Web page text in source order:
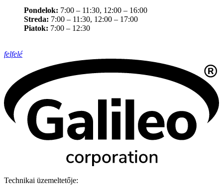
Pondelok: 7:00 – 11:30, 12:00 – 16:00
Streda: 7:00 – 11:30, 12:00 – 17:00
Piatok: 7:00 – 12:30
felfelé
Technikai üzemeltetője: